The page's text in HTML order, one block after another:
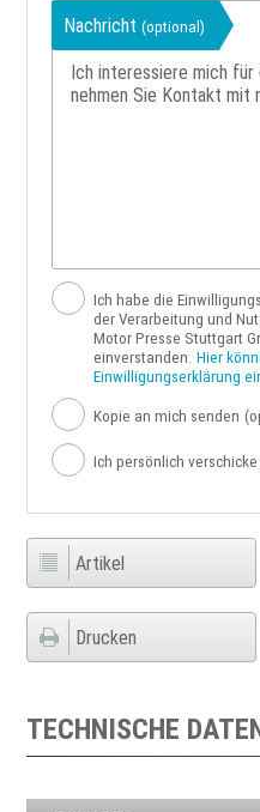
Nachricht(optional)
Ich habe die
der Verarbeitung und
Motor Presse Stuttgart
einverstanden. Hier
Einwilligungserklärung
Kopie an mich senden
Ich persönlich verschicke
Artikel
Drucken
TECHNISCHE